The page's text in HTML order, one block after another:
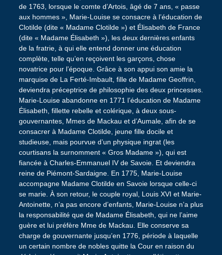
de 1763, lorsque le comte d’Artois, âgé de 7 ans, « passe
aux hommes », Marie-Louise se consacre à l’éducation de
Clotilde (dite « Madame Clotilde ») et Élisabeth de France
(dite « Madame Élisabeth »), les deux dernières enfants
de la fratrie, à qui elle entend donner une éducation
complète, telle qu’en reçoivent les garçons, chose
novatrice pour l’époque. Grâce à son appui son amie la
marquise de La Ferté-Imbault, fille de Madame Geoffrin,
deviendra préceptrice de philosophie des deux princesses.
Marie-Louise abandonne en 1771 l’éducation de Madame
Élisabeth, fillette rebelle et colérique, à deux sous-
gouvernantes, Mmes de Mackau et d’Aumale, afin de se
consacrer à Madame Clotilde, jeune fille docile et
studieuse, mais pourvue d’un physique ingrat (les
courtisans la surnomment « Gros Madame »), qui est
fiancée à Charles-Emmanuel IV de Savoie. Et deviendra
reine de Piémont-Sardaigne. En 1775, Marie-Louise
accompagne Madame Clotilde en Savoie lorsque celle-ci
se marie. À son retour, le couple royal, Louis XVI et Marie-
Antoinette, n’a pas encore d’enfants, Marie-Louise n’a plus
la responsabilité que de Madame Élisabeth, qui ne l’aime
guère et lui préfère Mme de Mackau. Elle conserve sa
charge de gouvernante jusqu’en 1776, période à laquelle
un certain nombre de nobles quitte la Cour en raison du